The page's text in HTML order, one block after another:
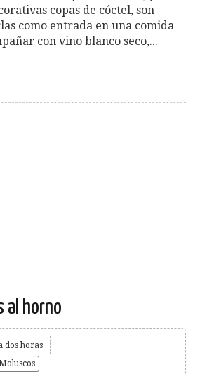
copas de cóctel, son
como entrada en una comida
con vino blanco seco,...
al horno
dos horas